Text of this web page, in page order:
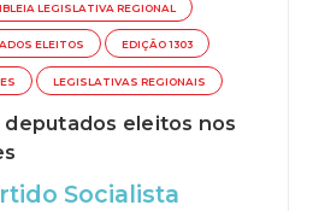
LEGISLATIVA REGIONAL
ELEITOS EDIÇÃO 1303
LEGISLATIVAS REGIONAIS
deputados eleitos nos
Socialista